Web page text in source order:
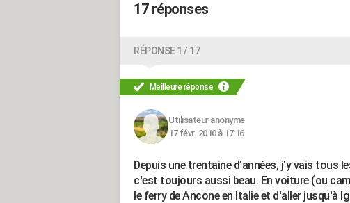
17 réponses
RÉPONSE 1 / 17
Meilleure réponse
Utilisateur anonyme
17 févr. 2010 à 17:16
Depuis une trentaine d'années, j'y vais tous
c'est toujours aussi beau. En voiture (ou
le ferry de Ancone en Italie et d'aller jusqu'à